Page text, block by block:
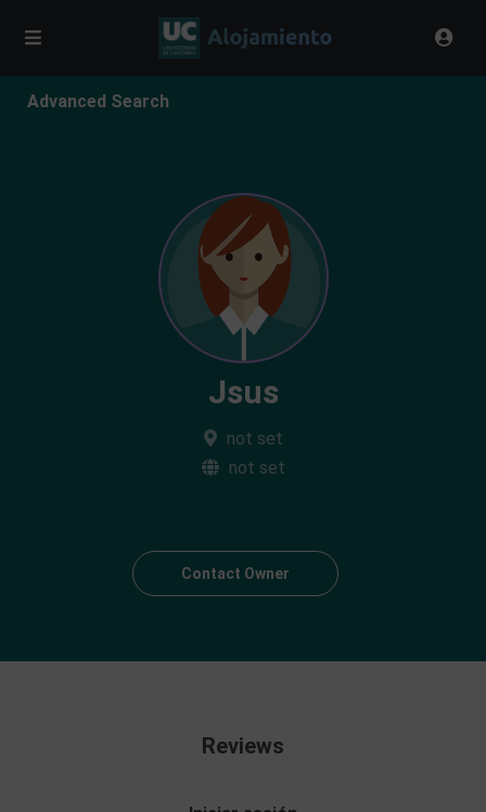
Advanced Search
Jsus
not set
not set
Contact Owner
Reviews